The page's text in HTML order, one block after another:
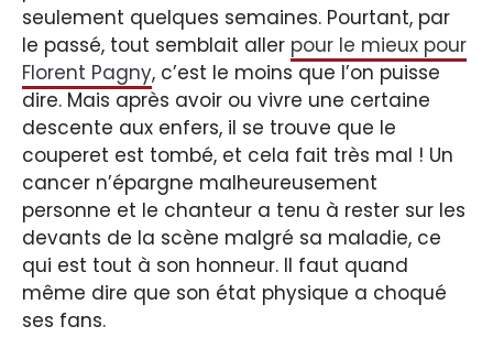
seulement quelques semaines. Pourtant, par
le passé, tout semblait aller pour le mieux pour
Florent Pagny, c’est le moins que l’on puisse
dire. Mais après avoir ou vivre une certaine
descente aux enfers, il se trouve que le
couperet est tombé, et cela fait très mal ! Un
cancer n’épargne malheureusement
personne et le chanteur a tenu à rester sur les
devants de la scène malgré sa maladie, ce
qui est tout à son honneur. Il faut quand
même dire que son état physique a choqué
ses fans.